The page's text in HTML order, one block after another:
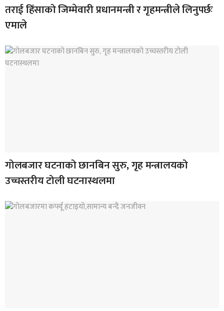
तराई हिंसाको जिम्मेवारी प्रधानमन्त्री र गृहमन्त्रीले लिनुपर्छः
एमाले
गोलबजार घटनाको छानबिन सुरु, गृह मन्त्रालयको
उच्चस्तरीय टोली घटनास्थलमा